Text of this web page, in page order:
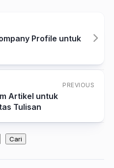
Profile untuk
PREVIOUS
Artikel untuk
Tulisan
Cari